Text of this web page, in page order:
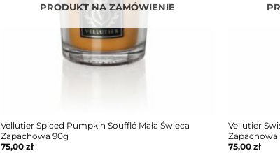
PRODUKT NA ZAMÓWIENIE
Vellutier Spiced Pumpkin Soufflé Mała Świeca
Zapachowa 90g
75,00zł
Vellutier
Zapachowa
75,00 zł